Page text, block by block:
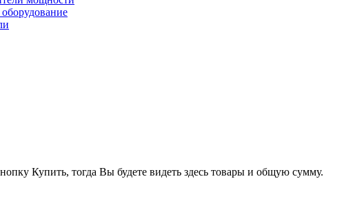
Купить, тогда Вы будете видеть здесь товары и общую сумму.